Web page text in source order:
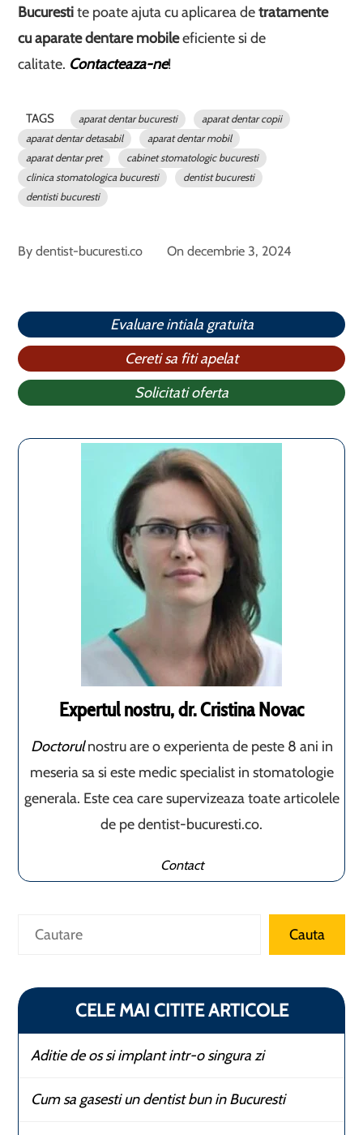
Bucurestite poate ajuta cu aplicarea detratamente
cu aparate dentare mobileeficiente si de
calitate. Contacteaza-ne!
TAGS aparat dentar bucuresti
aparat dentar copii
aparat dentar detasabil
aparat dentar mobil
aparat dentar pret
cabinet stomatologic bucuresti
clinica stomatologica bucuresti
dentist bucuresti
dentisti bucuresti
Bydentist-bucuresti.co Ondecembrie 3, 2024
Evaluare intiala gratuita
Cereti sa fiti apelat
Solicitati oferta
Expertul nostru, dr. Cristina Novac
Doctorulnostru are o experienta de peste 8 ani in
meseria sa si este medic specialist in stomatologie
generala. Este cea care supervizeaza toate articolele
de pe dentist-bucuresti.co.
Contact
Caută Cauta
CELE MAI CITITE ARTICOLE
Aditie de os si implant intr-o singura zi
Cum sa gasesti un dentist bun in Bucuresti